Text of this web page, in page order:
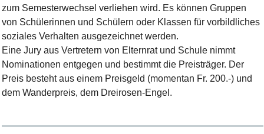
zum Semesterwechsel verliehen wird. Es können Gruppen
von Schülerinnen und Schülern oder Klassen für vorbildliches
soziales Verhalten ausgezeichnet werden.
Eine Jury aus Vertretern von Elternrat und Schule nimmt
Nominationen entgegen und bestimmt die Preisträger. Der
Preis besteht aus einem Preisgeld (momentan Fr. 200.-) und
dem Wanderpreis, dem Dreirosen-Engel.